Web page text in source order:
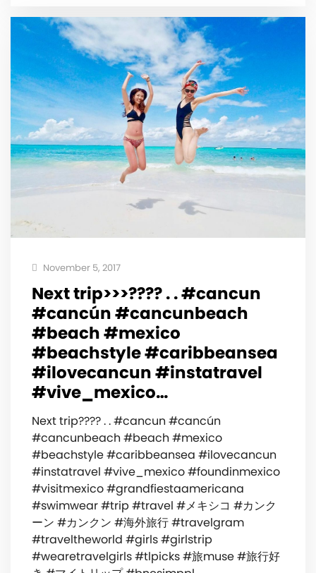
November 5, 2017
Next trip>>>???? . . #cancun
#cancún #cancunbeach
#beach #mexico
#beachstyle #caribbeansea
#ilovecancun #instatravel
#vive_mexico…
Next trip???? . . #cancun #cancún
#cancunbeach #beach #mexico
#beachstyle #caribbeansea #ilovecancun
#instatravel #vive_mexico #foundinmexico
#visitmexico #grandfiestaamericana
#swimwear #trip #travel #メキシコ #カンク
ーン #カンクン #海外旅行 #travelgram
#traveltheworld #girls #girlstrip
#wearetravelgirls #tlpicks #旅muse #旅行好